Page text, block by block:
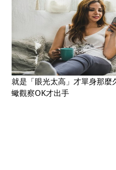
就是「眼光太高」才單身那
蠍觀察OK才出手